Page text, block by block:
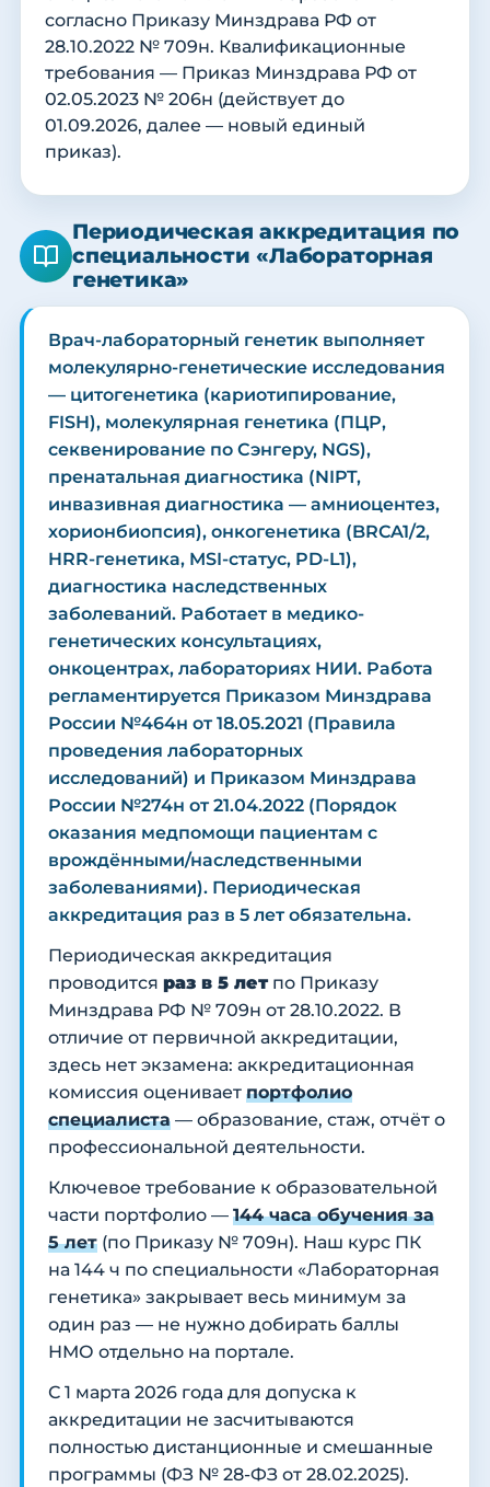
согласно Приказу Минздрава РФ от
28.10.2022 № 709н. Квалификационные
требования — Приказ Минздрава РФ от
02.05.2023 № 206н (действует до
01.09.2026, далее — новый единый
приказ).
Периодическая аккредитация по
специальности «Лабораторная
генетика»
Врач-лабораторный генетик выполняет
молекулярно-генетические исследования
— цитогенетика (кариотипирование,
FISH), молекулярная генетика (ПЦР,
секвенирование по Сэнгеру, NGS),
пренатальная диагностика (NIPT,
инвазивная диагностика — амниоцентез,
хорионбиопсия), онкогенетика (BRCA1/2,
HRR-генетика, MSI-статус, PD-L1),
диагностика наследственных
заболеваний. Работает в медико-
генетических консультациях,
онкоцентрах, лабораториях НИИ. Работа
регламентируется Приказом Минздрава
России №464н от 18.05.2021 (Правила
проведения лабораторных
исследований) и Приказом Минздрава
России №274н от 21.04.2022 (Порядок
оказания медпомощи пациентам с
врождёнными/наследственными
заболеваниями). Периодическая
аккредитация раз в 5 лет обязательна.
Периодическая аккредитация
проводится раз в 5 летпо Приказу
Минздрава РФ № 709н от 28.10.2022. В
отличие от первичной аккредитации,
здесь нет экзамена: аккредитационная
комиссия оценивает портфолио
специалиста — образование, стаж, отчёт о
профессиональной деятельности.
Ключевое требование к образовательной
части портфолио — 144 часа обучения за
5 лет (по Приказу № 709н). Наш курс ПК
на 144 ч по специальности «Лабораторная
генетика» закрывает весь минимум за
один раз — не нужно добирать баллы
НМО отдельно на портале.
С 1 марта 2026 года для допуска к
аккредитации не засчитываются
полностью дистанционные и смешанные
программы (ФЗ № 28-ФЗ от 28.02.2025).